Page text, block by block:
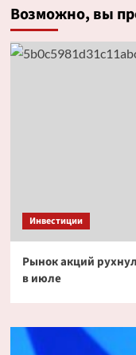
Возможно, вы
Инвестиции
Рынок акций
в июле